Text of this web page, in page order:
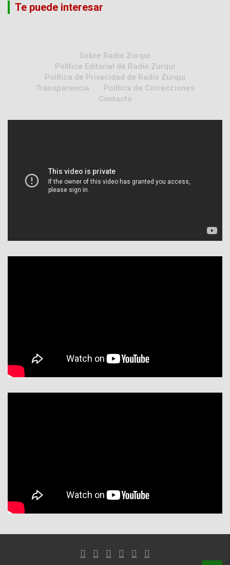
Te puede interesar
Sobre Radio Zurqui
Política Editorial de Radio Zurquí
Política de Privacidad de Radio Zurqui
Transparencia
Política de Correcciones
Contacto